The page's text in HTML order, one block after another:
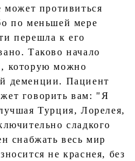
может противиться
по меньшей мере
перешла к его
Таково начало
которую можно
деменции. Пациент
говорить вам: "Я
Турция, Лорелея,
сладкого
снабжать весь мир
не краснея, без